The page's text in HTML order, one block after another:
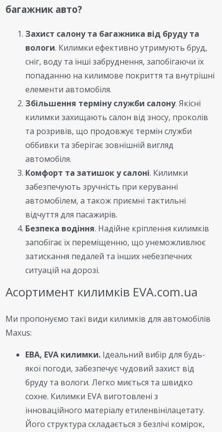
багажник авто?
Захист салону та багажника від бруду та
вологи. Килимки ефективно утримують бруд,
сніг, воду та інші забруднення, запобігаючи їх
попаданню на килимове покриття та внутрішні
елементи автомобіля.
Збільшення терміну служби салону. Якісні
килимки захищають салон від зносу, проколів
та розривів, що продовжує термін служби
оббивки та зберігає зовнішній вигляд
автомобіля.
Комфорт та затишок у салоні. Килимки
забезпечують зручність при керуванні
автомобілем, а також приємні тактильні
відчуття для пасажирів.
Безпека водіння. Надійне кріплення килимків
запобігає їх переміщенню, що унеможливлює
затискання педалей та інших небезпечних
ситуацій на дорозі.
Асортимент килимків EVA.com.ua
Ми пропонуємо такі види килимків для автомобілів
Maxus:
ЕВА, EVA килимки. Ідеальний вибір для будь-
якої погоди, забезпечує чудовий захист від
бруду та вологи. Легко миється та швидко
сохне. Килимки EVA виготовлені з
інноваційного матеріалу етиленвінілацетату.
Його структура складається з безлічі комірок,